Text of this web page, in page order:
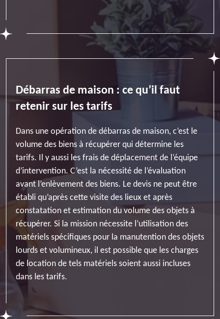
Débarras de maison : ce qu’il faut
retenir sur les tarifs
Dans une opération de débarras de maison, c’est le
volume des biens à récupérer qui détermine les
tarifs. Il y aussi les frais de déplacement de l’équipe
d’intervention. C’est la nécessité de l’évaluation
avant l’enlèvement des biens. Le devis ne peut être
établi qu’après cette visite des lieux et après
constatation et estimation du volume des objets à
récupérer. Si la mission nécessite l’utilisation des
matériels spécifiques pour la manutention des objets
lourds et volumineux, il est possible que les charges
de location de tels matériels soient aussi incluses
dans les tarifs.